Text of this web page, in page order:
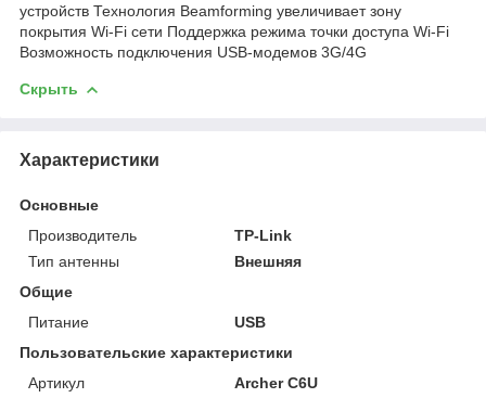
устройств Технология Beamforming увеличивает зону
покрытия Wi-Fi сети Поддержка режима точки доступа Wi-Fi
Возможность подключения USB-модемов 3G/4G
Скрыть
Характеристики
Основные
Производитель
TP-Link
Тип антенны
Внешняя
Общие
Питание
USB
Пользовательские характеристики
Артикул
Archer C6U